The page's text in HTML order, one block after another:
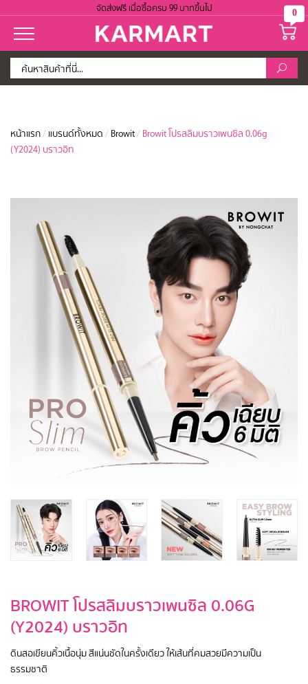
จัดส่งฟรี เมื่อซื้อครบ 99 บาทขึ้นไป 0
หน้าแรก / แบรนด์ทั้งหมด / Browit/ Browit โปรสลิมบราวเพนซิล 0.06g
(Y2024) บราวอิท
BROWIT โปรสลิมบราวเพนซิล 0.06G
(Y2024) บราวอิท
ดินสอเขียนคิ้วเนื้อนุ่ม สีแน่นชัดในครั้งเดียว ให้เส้นที่คมสวยมีความเป็น
ธรรมชาติ